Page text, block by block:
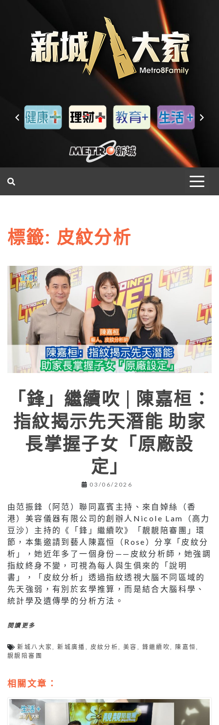
標籤: 皮紋分析
「鋒」繼續吹 | 陳嘉桓：
指紋揭示先天潛能 助家
長掌握子女「原廠設
定」
03/06/2026
由范振鋒（阿范）聯同嘉賓主持、來自婥絲（香
港）美容儀器有限公司的創辦人Nicole Lam（高力
豆沙）主持的《「鋒」繼續吹》「靚靚陪審團」環
節，本集邀請到藝人陳嘉恒（Rose）分享「皮紋分
析」，她近年多了一個身份——皮紋分析師，她強調
指紋終身不變，可視為每人與生俱來的「說明
書」，「皮紋分析」透過指紋透視大腦不同區域的
先天強弱，有別於玄學推算，而是結合大腦科學、
統計學及遺傳學的分析方法。
閱讀更多
新城八大家,新城廣播 , 皮紋分析,美容 , 鋒繼續吹, 陳嘉恒,
靚靚陪審團
相關文章：